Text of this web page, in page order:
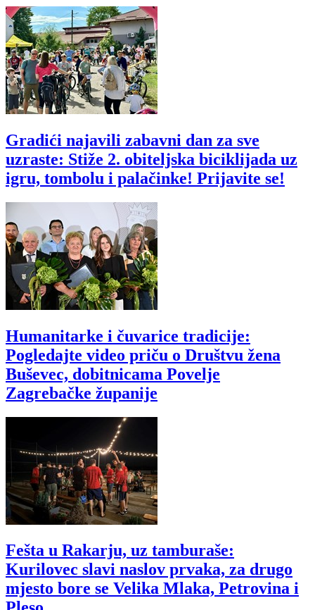
Gradići najavili zabavni dan za sve
uzraste: Stiže 2. obiteljska biciklijada uz
igru, tombolu i palačinke! Prijavite se!
Humanitarke i čuvarice tradicije:
Pogledajte video priču o Društvu žena
Buševec, dobitnicama Povelje
Zagrebačke županije
Fešta u Rakarju, uz tamburaše:
Kurilovec slavi naslov prvaka, za drugo
mjesto bore se Velika Mlaka, Petrovina i